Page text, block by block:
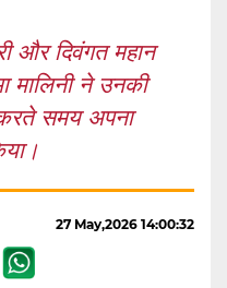
और दिवंगत महान
मालिनी ने उनकी
समय अपना
27 May,2026 14:00:32